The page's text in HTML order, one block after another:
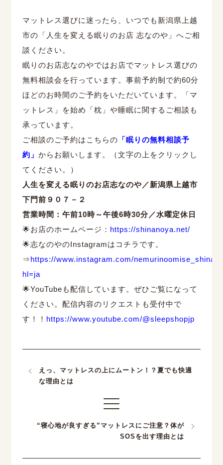
マットレス選びに迷ったら、いつでも新潟県上越
市の「人生を変える眠りのお店 志なのや」へご相
談ください。
眠りのお店志なのやではお店でマットレス選びの
無料相談会を行っています。事前予約制で約60分
ほどのお時間のご予約をいただいています。「マ
ットレス」を始め「枕」や睡眠に関するご相談も
承っています。
ご相談のご予約はこちらの 「眠りの無料相談予
約」 からお願いします。（文字の上をクリックし
てください。）
人生を変える眠りのお店志なのや／新潟県上越市
下門前９０７－２
営業時間：午前10時～午後6時30分／水曜定休日
🌟お店のホームページ： https://shinanoya.net/
🌟志なのやのInstagramはコチラです。
⇒https://www.instagram.com/
hl=ja
🌟YouTubeも配信しています。ぜひご覧になって
ください。配信内容のリクエストも受付中で
す！！ https://www.youtube.com/@sleepshopjp
えっ、マットレスの上にムートン！？夏でも快適
な理由とは
“寝心地が良すぎる”マットレスにご注意？体が
SOSを出す理由とは